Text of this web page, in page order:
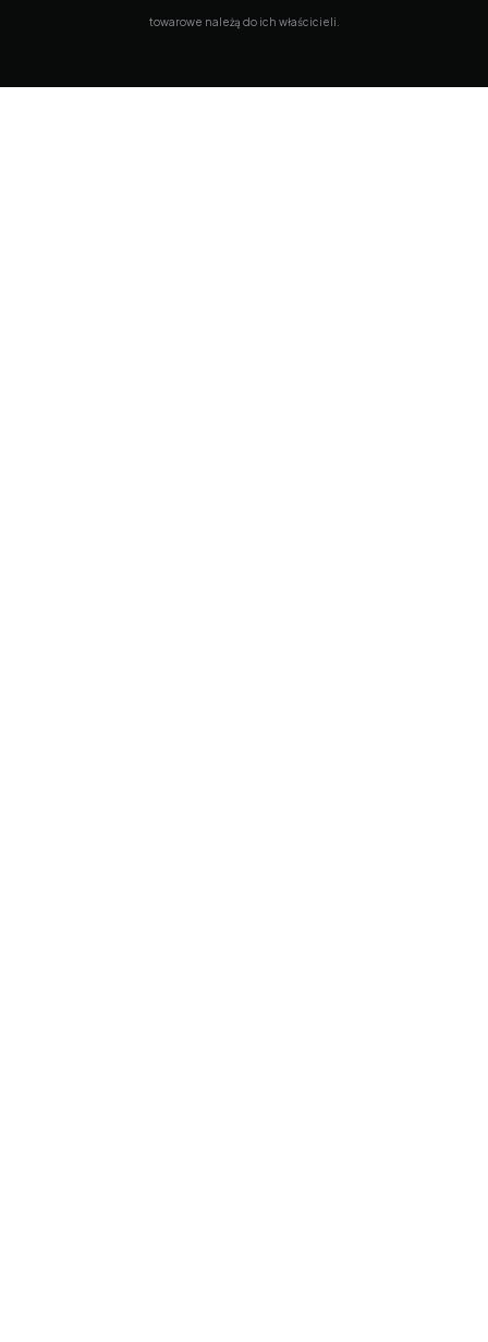
towarowe należą do ich właścicieli.